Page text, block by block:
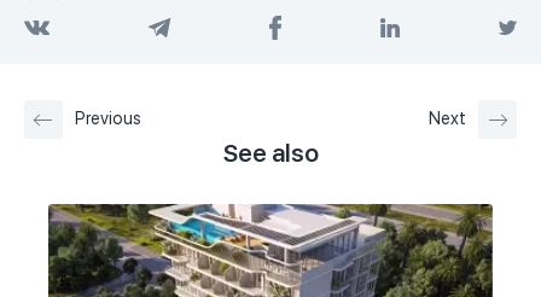
Previous Next
See also